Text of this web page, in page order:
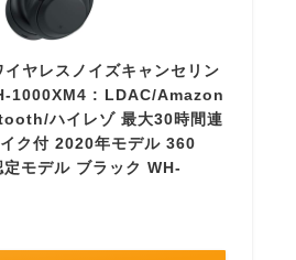
ヤレスノイズキャンセリン
1000XM4 : LDAC/Amazon
ハイレゾ 最大30時間連
ク付 2020年モデル 360
モデル ブラック WH-